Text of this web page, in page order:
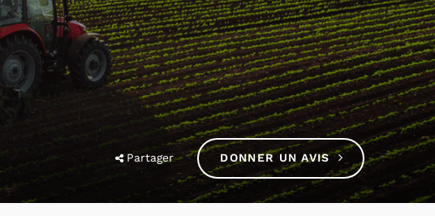
Partager DONNER UN AVIS